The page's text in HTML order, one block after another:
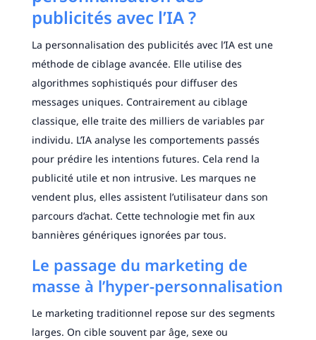
publicités avec l’IA ?
La personnalisation des publicités avec l’IA est une
méthode de ciblage avancée. Elle utilise des
algorithmes sophistiqués pour diffuser des
messages uniques. Contrairement au ciblage
classique, elle traite des milliers de variables par
individu. L’IA analyse les comportements passés
pour prédire les intentions futures. Cela rend la
publicité utile et non intrusive. Les marques ne
vendent plus, elles assistent l’utilisateur dans son
parcours d’achat. Cette technologie met fin aux
bannières génériques ignorées par tous.
Le passage du marketing de
masse à l’hyper-personnalisation
Le marketing traditionnel repose sur des segments
larges. On cible souvent par âge, sexe ou